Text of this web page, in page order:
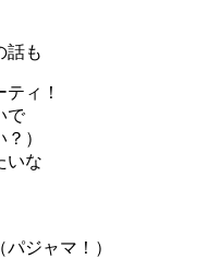
も
ィ！
で
）
いな
ジャマ！）